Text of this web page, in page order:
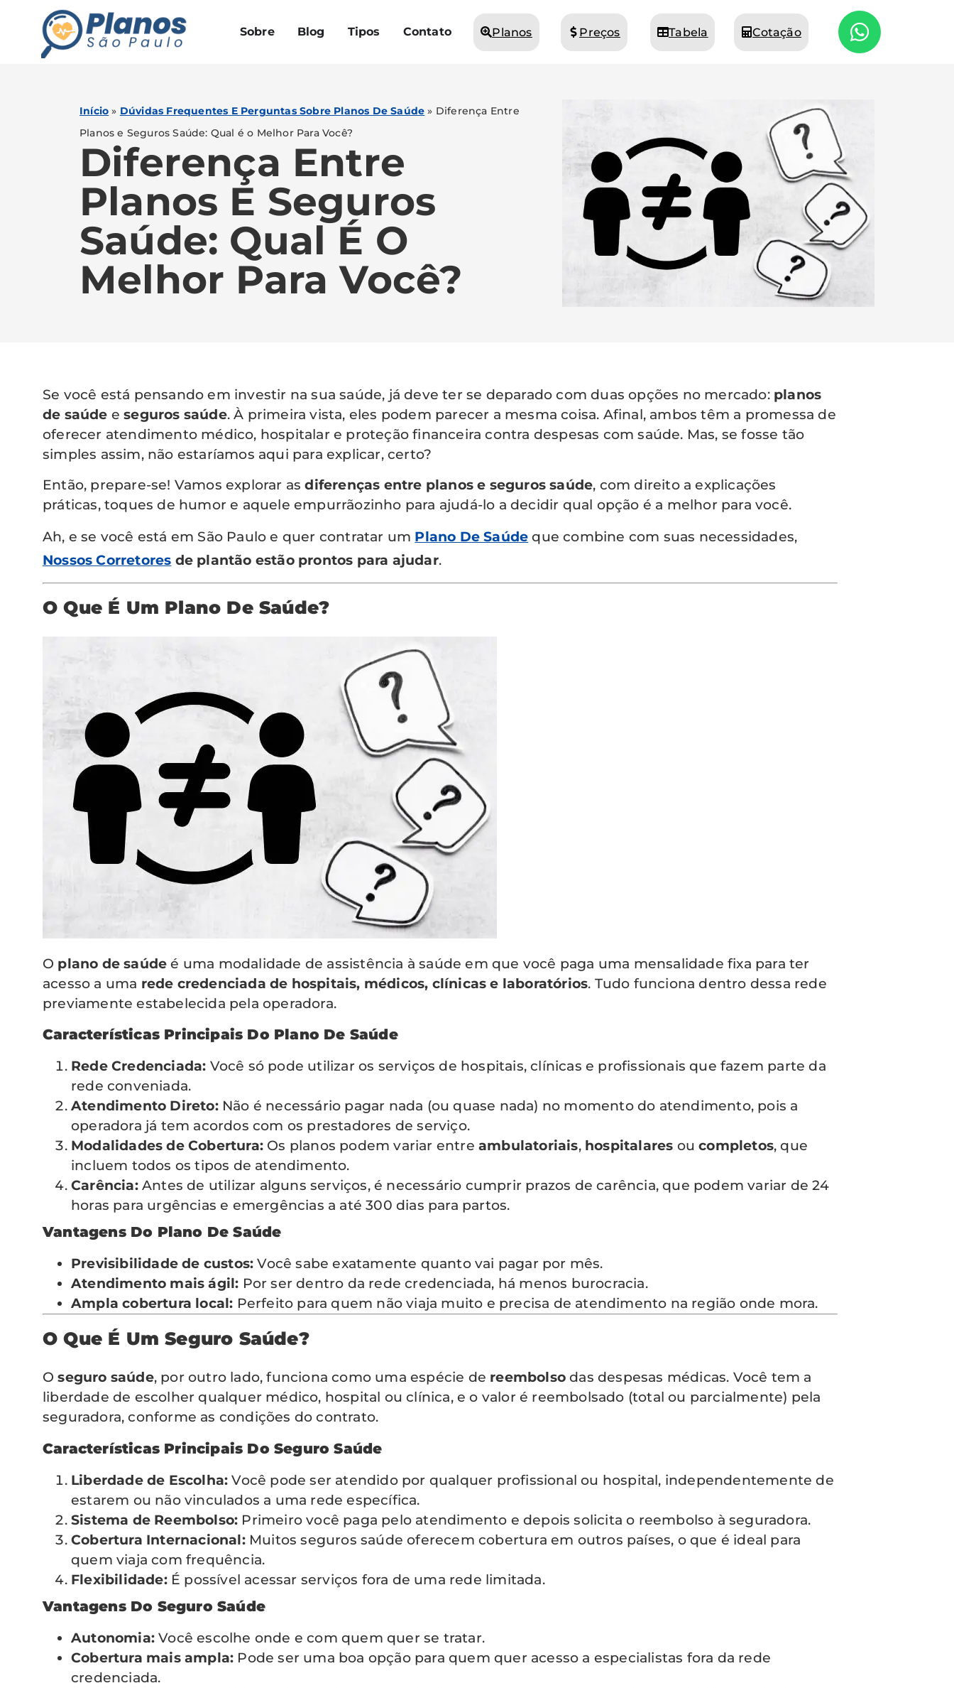
Sobre Blog Tipos Contato Planos Preços Tabela Cotação
Início » Dúvidas Frequentes E Perguntas Sobre Planos De Saúde » Diferença Entre
Planos e Seguros Saúde: Qual é o Melhor Para Você?
Diferença Entre
Planos E Seguros
Saúde: Qual É O
Melhor Para Você?
Se você está pensando em investir na sua saúde, já deve ter se deparado com duas opções no mercado: planos
de saúde eseguros saúde. À primeira vista, eles podem parecer a mesma coisa. Afinal, ambos têm a promessa de
oferecer atendimento médico, hospitalar e proteção financeira contra despesas com saúde. Mas, se fosse tão
simples assim, não estaríamos aqui para explicar, certo?
Então, prepare-se! Vamos explorar asdiferenças entre planos e seguros saúde, com direito a explicações
práticas, toques de humor e aquele empurrãozinho para ajudá-lo a decidir qual opção é a melhor para você.
Ah, e se você está em São Paulo e quer contratar um Plano De Saúde que combine com suas necessidades,
Nossos Corretores de plantão estão prontos para ajudar.
O Que É Um Plano De Saúde?
O plano de saúde é uma modalidade de assistência à saúde em que você paga uma mensalidade fixa para ter
acesso a uma rede credenciada de hospitais, médicos, clínicas e laboratórios. Tudo funciona dentro dessa rede
previamente estabelecida pela operadora.
Características Principais Do Plano De Saúde
Rede Credenciada: Você só pode utilizar os serviços de hospitais, clínicas e profissionais que fazem parte da
rede conveniada.
Atendimento Direto:Não é necessário pagar nada (ou quase nada) no momento do atendimento, pois a
operadora já tem acordos com os prestadores de serviço.
Modalidades de Cobertura: Os planos podem variar entre ambulatoriais, hospitalares oucompletos, que
incluem todos os tipos de atendimento.
Carência:Antes de utilizar alguns serviços, é necessário cumprir prazos de carência, que podem variar de 24
horas para urgências e emergências a até 300 dias para partos.
Vantagens Do Plano De Saúde
Previsibilidade de custos: Você sabe exatamente quanto vai pagar por mês.
Atendimento mais ágil: Por ser dentro da rede credenciada, há menos burocracia.
Ampla cobertura local: Perfeito para quem não viaja muito e precisa de atendimento na região onde mora.
O Que É Um Seguro Saúde?
Oseguro saúde, por outro lado, funciona como uma espécie de reembolso das despesas médicas. Você tem a
liberdade de escolher qualquer médico, hospital ou clínica, e o valor é reembolsado (total ou parcialmente) pela
seguradora, conforme as condições do contrato.
Características Principais Do Seguro Saúde
Liberdade de Escolha: Você pode ser atendido por qualquer profissional ou hospital, independentemente de
estarem ou não vinculados a uma rede específica.
Sistema de Reembolso: Primeiro você paga pelo atendimento e depois solicita o reembolso à seguradora.
Cobertura Internacional:Muitos seguros saúde oferecem cobertura em outros países, o que é ideal para
quem viaja com frequência.
Flexibilidade:É possível acessar serviços fora de uma rede limitada.
Vantagens Do Seguro Saúde
Autonomia: Você escolhe onde e com quem quer se tratar.
Cobertura mais ampla: Pode ser uma boa opção para quem quer acesso a especialistas fora da rede
credenciada.